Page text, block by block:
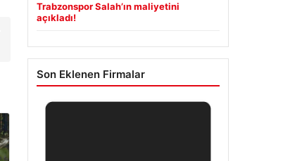
Trabzonspor Salah’ın maliyetini
açıkladı!
Son Eklenen Firmalar